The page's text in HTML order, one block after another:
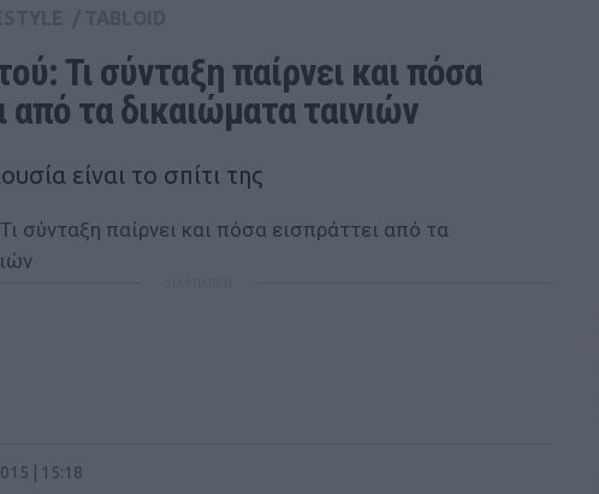
Τι σύνταξη παίρνει και πόσα
από τα δικαιώματα ταινιών
είναι το σπίτι της
| 15:18